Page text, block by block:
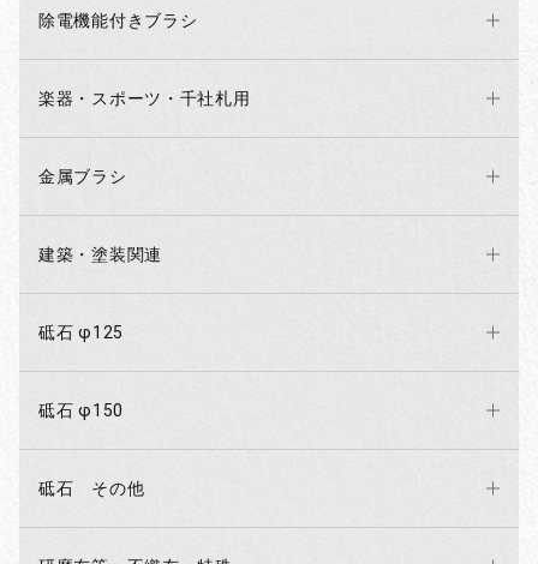
除電機能付きブラシ
楽器・スポーツ・千社札用
金属ブラシ
建築・塗装関連
砥石 φ125
砥石 φ150
砥石 その他